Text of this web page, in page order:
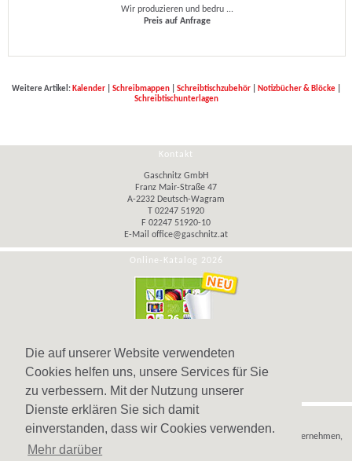
Die auf unserer Website verwendeten
Cookies helfen uns, unsere Services für Sie
zu verbessern. Mit der Nutzung unserer
Dienste erklären Sie sich damit
einverstanden, dass wir Cookies verwenden.
Mehr darüber
Wir produzieren und bedru ...
Preis auf Anfrage
Weitere Artikel: Kalender| Schreibmappen| Schreibtischzubehör| Notizbücher & Blöcke|
Schreibtischunterlagen
Kontakt
Gaschnitz GmbH
Franz Mair-Straße 47
A-2232 Deutsch-Wagram
T 02247 51920
F 02247 51920-10
E-Mail office@gaschnitz.at
Online-Katalog 2026
Hinweis
Werbeartikel
nur an Unternehmen,